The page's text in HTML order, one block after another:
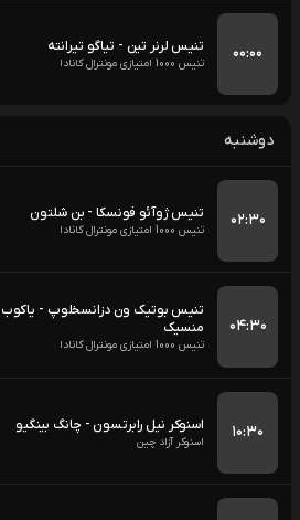
۰۰:۰۰ تنیس لرنر تین - تیاگو تیرانته
تنیس 1000 امتیازی مونترال کانادا
دوشنبه
۰۲:۳۰ تنیس ژوآئو فونسکا - بن شلتون
تنیس 1000 امتیازی مونترال کانادا
۰۴:۳۰
تنیس بوتیک ون دزانسخلوپ - یاکوب
منسیک
تنیس 1000 امتیازی مونترال کانادا
۱۰:۳۰ اسنوکر نیل رابرتسون - چانگ بینگیو
اسنوکر آزاد چین